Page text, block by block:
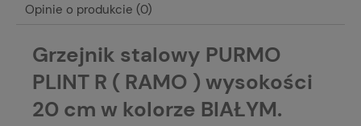
Opinie o produkcie (0)
Grzejnik stalowy PURMO
PLINT R ( RAMO ) wysokości
20 cm w kolorze BIAŁYM.